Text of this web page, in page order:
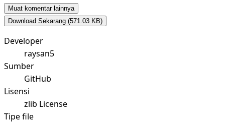
Muat komentar lainnya
Download Sekarang (571.03 KB)
Developer
raysan5
Sumber
GitHub
Lisensi
zlib License
Tipe file